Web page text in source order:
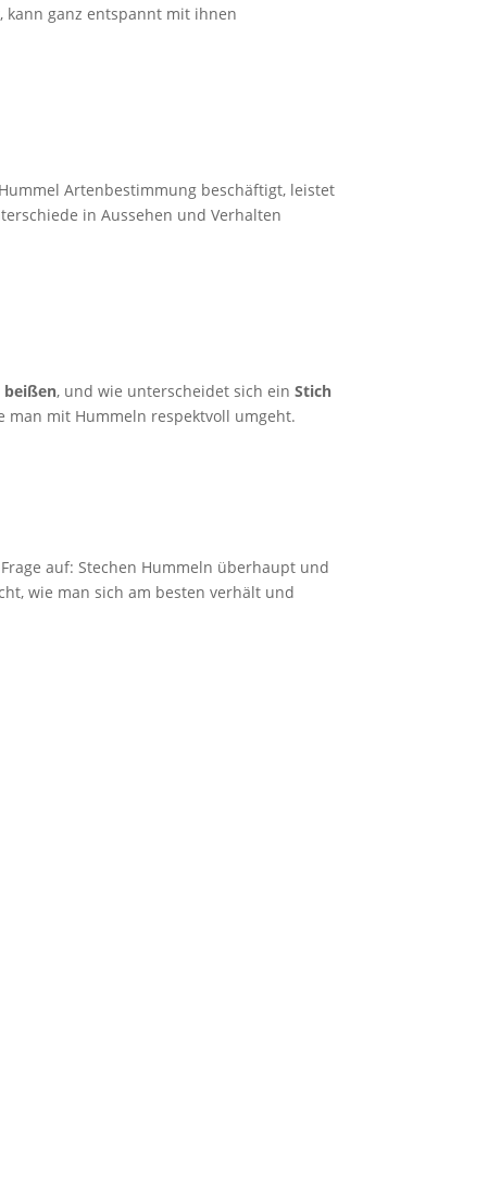
ganz entspannt mit ihnen
Artenbestimmung beschäftigt, leistet
in Aussehen und Verhalten
beißen, und wie unterscheidet sich einStich
man mit Hummeln respektvoll umgeht.
auf: Stechen Hummeln überhaupt und
wie man sich am besten verhält und